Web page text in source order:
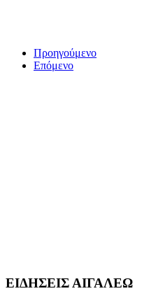
Προηγούμενο
Επόμενο
ΕΙΔΗΣΕΙΣ ΑΙΓΑΛΕΩ